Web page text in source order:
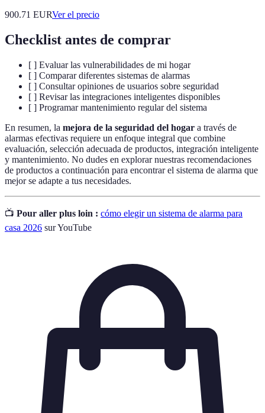
900.71 EURVer el precio
Checklist antes de comprar
[ ] Evaluar las vulnerabilidades de mi hogar
[ ] Comparar diferentes sistemas de alarmas
[ ] Consultar opiniones de usuarios sobre seguridad
[ ] Revisar las integraciones inteligentes disponibles
[ ] Programar mantenimiento regular del sistema
En resumen, la mejora de la seguridad del hogar a través de
alarmas efectivas requiere un enfoque integral que combine
evaluación, selección adecuada de productos, integración inteligente
y mantenimiento. No dudes en explorar nuestras recomendaciones
de productos a continuación para encontrar el sistema de alarma que
mejor se adapte a tus necesidades.
📺 Pour aller plus loin : cómo elegir un sistema de alarma para
casa 2026 sur YouTube